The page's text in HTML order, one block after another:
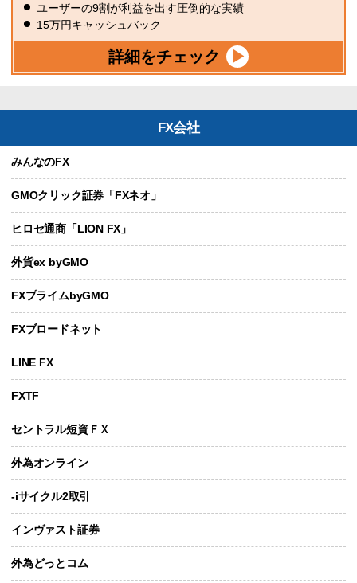
ユーザーの9割が利益を出す圧倒的な実績
15万円キャッシュバック
詳細をチェック
FX会社
みんなのFX
GMOクリック証券「FXネオ」
ヒロセ通商「LION FX」
外貨ex byGMO
FXプライムbyGMO
FXブロードネット
LINE FX
FXTF
セントラル短資ＦＸ
外為オンライン
-iサイクル2取引
インヴァスト証券
外為どっとコム